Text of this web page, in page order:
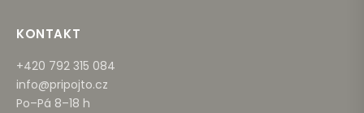
KONTAKT
+420 792 315 084
info@pripojto.cz
Po–Pá 8–18 h